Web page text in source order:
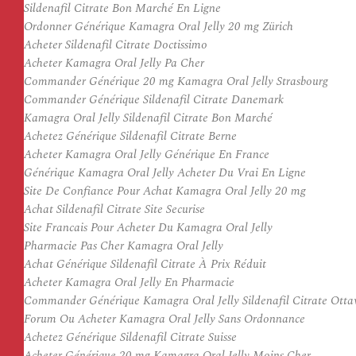
Sildenafil Citrate Bon Marché En Ligne
Ordonner Générique Kamagra Oral Jelly 20 mg Zürich
Acheter Sildenafil Citrate Doctissimo
Acheter Kamagra Oral Jelly Pa Cher
Commander Générique 20 mg Kamagra Oral Jelly Strasbourg
Commander Générique Sildenafil Citrate Danemark
Kamagra Oral Jelly Sildenafil Citrate Bon Marché
Achetez Générique Sildenafil Citrate Berne
Acheter Kamagra Oral Jelly Générique En France
Générique Kamagra Oral Jelly Acheter Du Vrai En Ligne
Site De Confiance Pour Achat Kamagra Oral Jelly 20 mg
Achat Sildenafil Citrate Site Securise
Site Francais Pour Acheter Du Kamagra Oral Jelly
Pharmacie Pas Cher Kamagra Oral Jelly
Achat Générique Sildenafil Citrate À Prix Réduit
Acheter Kamagra Oral Jelly En Pharmacie
Commander Générique Kamagra Oral Jelly Sildenafil Citrate
Forum Ou Acheter Kamagra Oral Jelly Sans Ordonnance
Achetez Générique Sildenafil Citrate Suisse